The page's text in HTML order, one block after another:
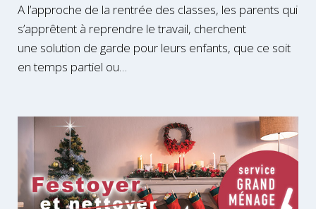
A l’approche de la rentrée des classes, les parents qui
s’apprêtent à reprendre le travail, cherchent
une solution de garde pour leurs enfants, que ce soit
en temps partiel ou…